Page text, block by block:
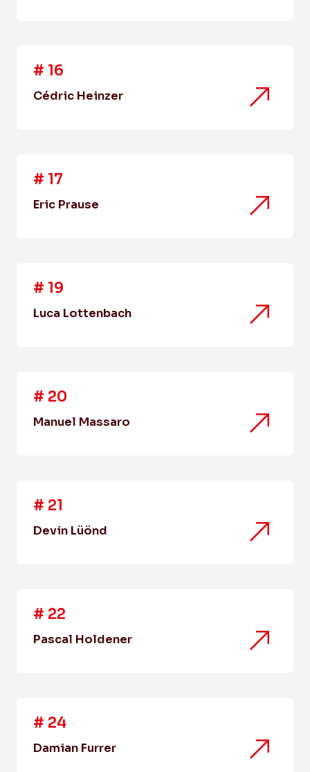
# 16
Cédric Heinzer
# 17
Eric Prause
# 19
Luca Lottenbach
# 20
Manuel Massaro
# 21
Devin Lüönd
# 22
Pascal Holdener
# 24
Damian Furrer